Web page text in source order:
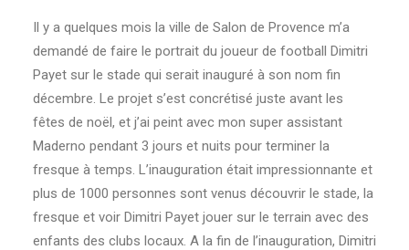
Search
Cart
Il y a quelques mois la ville de Salon de Provence m’a
demandé de faire le portrait du joueur de football Dimitri
Payet sur le stade qui serait inauguré à son nom fin
décembre. Le projet s’est concrétisé juste avant les
fêtes de noël, et j’ai peint avec mon super assistant
Maderno pendant 3 jours et nuits pour terminer la
fresque à temps. L’inauguration était impressionnante et
plus de 1000 personnes sont venus découvrir le stade, la
fresque et voir Dimitri Payet jouer sur le terrain avec des
enfants des clubs locaux. A la fin de l’inauguration, Dimitri